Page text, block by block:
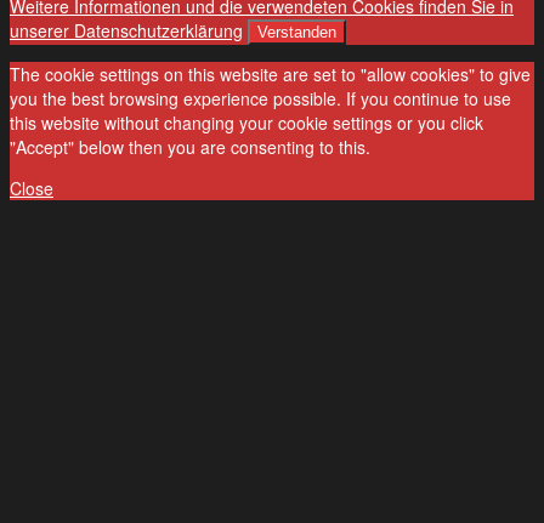
Weitere Informationen und die verwendeten Cookies finden Sie in
unserer Datenschutzerklärung
Verstanden
The cookie settings on this website are set to "allow cookies" to give
you the best browsing experience possible. If you continue to use
this website without changing your cookie settings or you click
"Accept" below then you are consenting to this.
Close